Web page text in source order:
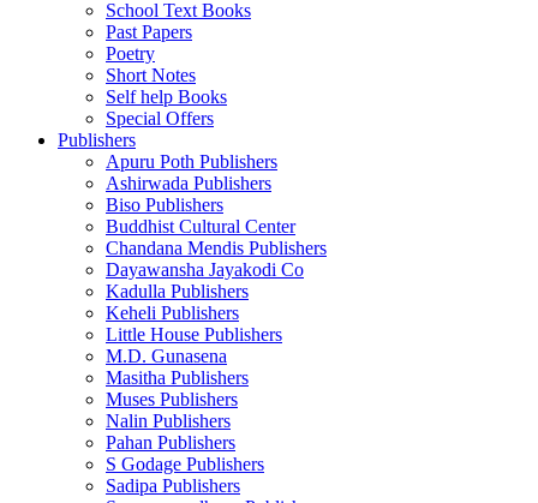
School Text Books
Past Papers
Poetry
Short Notes
Self help Books
Special Offers
Publishers
Apuru Poth Publishers
Ashirwada Publishers
Biso Publishers
Buddhist Cultural Center
Chandana Mendis Publishers
Dayawansha Jayakodi Co
Kadulla Publishers
Keheli Publishers
Little House Publishers
M.D. Gunasena
Masitha Publishers
Muses Publishers
Nalin Publishers
Pahan Publishers
S Godage Publishers
Sadipa Publishers